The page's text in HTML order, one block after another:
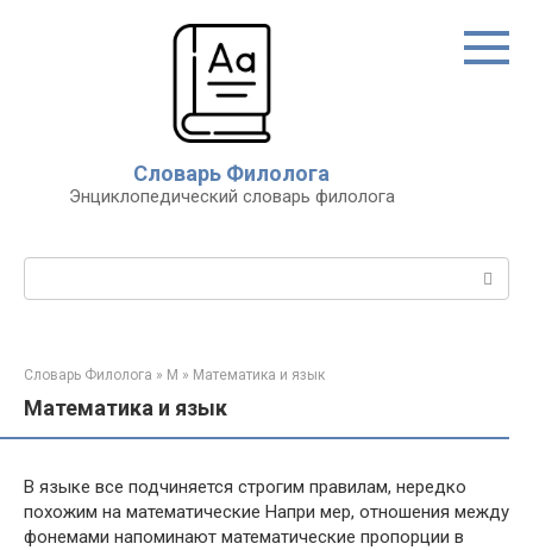
Словарь Филолога
Энциклопедический словарь филолога
Словарь Филолога » М » Математика и язык
Математика и язык
В языке все подчиняется строгим правилам, нередко
похожим на математические Напри мер, отношения между
фонемами напоминают математические пропорции в